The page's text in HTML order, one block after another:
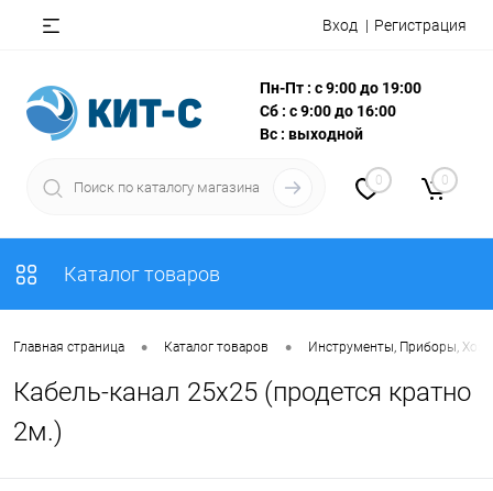
Вход Регистрация
Пн-Пт : с 9:00 до 19:00
Сб : с 9:00 до 16:00
Вс : выходной
0 0
Каталог товаров
Главная страница • Каталог товаров • Инструменты, Приборы,
Кабель-канал 25х25 (продется кратно
2м.)